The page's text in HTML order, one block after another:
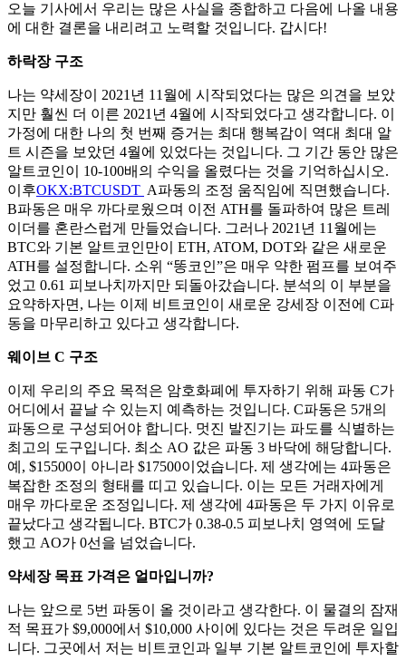
오늘 기사에서 우리는 많은 사실을 종합하고 다음에 나올 내용
에 대한 결론을 내리려고 노력할 것입니다. 갑시다!
하락장 구조
나는 약세장이 2021년 11월에 시작되었다는 많은 의견을 보았
지만 훨씬 더 이른 2021년 4월에 시작되었다고 생각합니다. 이
가정에 대한 나의 첫 번째 증거는 최대 행복감이 역대 최대 알
트 시즌을 보았던 4월에 있었다는 것입니다. 그 기간 동안 많은
알트코인이 10-100배의 수익을 올렸다는 것을 기억하십시오.
이후OKX:BTCUSDT A파동의 조정 움직임에 직면했습니다.
B파동은 매우 까다로웠으며 이전 ATH를 돌파하여 많은 트레
이더를 혼란스럽게 만들었습니다. 그러나 2021년 11월에는
BTC와 기본 알트코인만이 ETH, ATOM, DOT와 같은 새로운
ATH를 설정합니다. 소위 “똥코인”은 매우 약한 펌프를 보여주
었고 0.61 피보나치까지만 되돌아갔습니다. 분석의 이 부분을
요약하자면, 나는 이제 비트코인이 새로운 강세장 이전에 C파
동을 마무리하고 있다고 생각합니다.
웨이브 C 구조
이제 우리의 주요 목적은 암호화폐에 투자하기 위해 파동 C가
어디에서 끝날 수 있는지 예측하는 것입니다. C파동은 5개의
파동으로 구성되어야 합니다. 멋진 발진기는 파도를 식별하는
최고의 도구입니다. 최소 AO 값은 파동 3 바닥에 해당합니다.
예, $15500이 아니라 $17500이었습니다. 제 생각에는 4파동은
복잡한 조정의 형태를 띠고 있습니다. 이는 모든 거래자에게
매우 까다로운 조정입니다. 제 생각에 4파동은 두 가지 이유로
끝났다고 생각됩니다. BTC가 0.38-0.5 피보나치 영역에 도달
했고 AO가 0선을 넘었습니다.
약세장 목표 가격은 얼마입니까?
나는 앞으로 5번 파동이 올 것이라고 생각한다. 이 물결의 잠재
적 목표가 $9,000에서 $10,000 사이에 있다는 것은 두려운 일입
니다. 그곳에서 저는 비트코인과 일부 기본 알트코인에 투자할